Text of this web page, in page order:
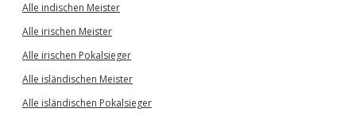
Alle indischen Meister
Alle irischen Meister
Alle irischen Pokalsieger
Alle isländischen Meister
Alle isländischen Pokalsieger